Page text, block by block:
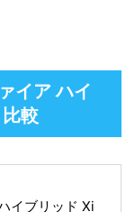
イア ハイ
較
イブリッド Xi